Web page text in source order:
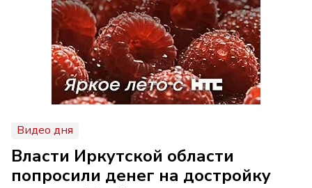
Видео дня
Власти Иркутской области
попросили денег на достройку